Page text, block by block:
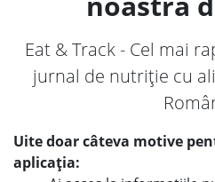
Eat & Track - Cel mai
jurnal de nutriție cu
Uite doar câteva motive
aplicația: